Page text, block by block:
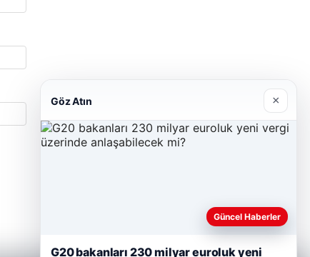
Göz Atın ×
Güncel Haberler
G20 bakanları 230 milyar euroluk yeni